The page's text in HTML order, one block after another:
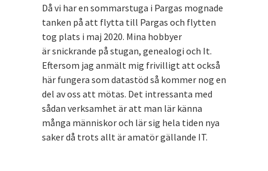
Då vi har en sommarstuga i Pargas mognade
tanken på att flytta till Pargas och flytten
tog plats i maj 2020. Mina hobbyer
är snickrande på stugan, genealogi och It.
Eftersom jag anmält mig frivilligt att också
här fungera som datastöd så kommer nog en
del av oss att mötas. Det intressanta med
sådan verksamhet är att man lär känna
många människor och lär sig hela tiden nya
saker då trots allt är amatör gällande IT.